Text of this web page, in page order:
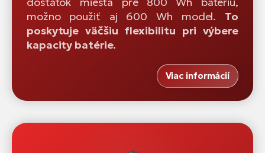
možno použiť aj 600 Wh model. To
poskytuje väčšiu flexibilitu pri výbere
kapacity batérie.
Viac informácií